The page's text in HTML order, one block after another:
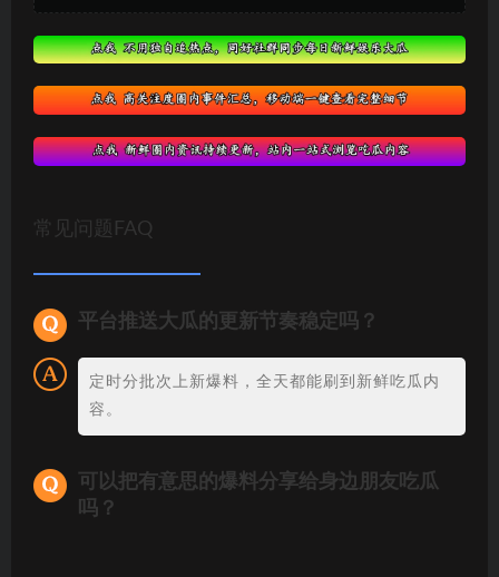
常见问题FAQ
平台推送大瓜的更新节奏稳定吗？
定时分批次上新爆料，全天都能刷到新鲜吃瓜内
容。
可以把有意思的爆料分享给身边朋友吃瓜
吗？